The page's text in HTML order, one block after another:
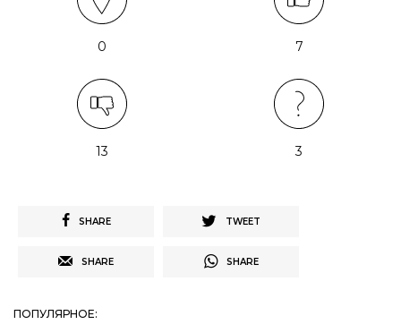
0 7
13 3
SHARE TWEET
SHARE SHARE
ПОПУЛЯРНОЕ: